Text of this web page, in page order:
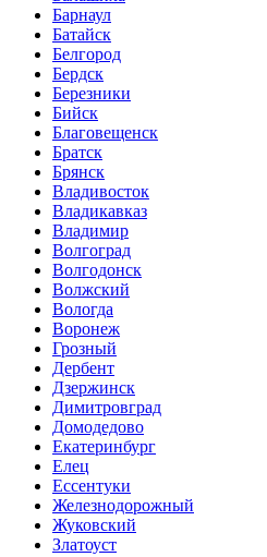
Барнаул
Батайск
Белгород
Бердск
Березники
Бийск
Благовещенск
Братск
Брянск
Владивосток
Владикавказ
Владимир
Волгоград
Волгодонск
Волжский
Вологда
Воронеж
Грозный
Дербент
Дзержинск
Димитровград
Домодедово
Екатеринбург
Елец
Ессентуки
Железнодорожный
Жуковский
Златоуст